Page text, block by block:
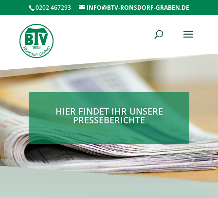
0202 467293 INFO@BTV-RONSDORF-GRABEN.DE
HIER FINDET IHR UNSERE
PRESSEBERICHTE